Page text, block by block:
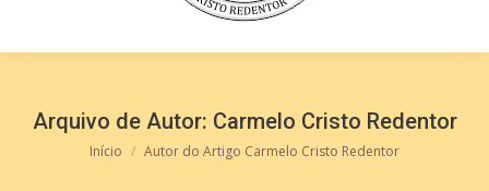
Arquivo de Autor: Carmelo Cristo Redentor
Você está aqui:
Início Autor do Artigo Carmelo Cristo Redentor